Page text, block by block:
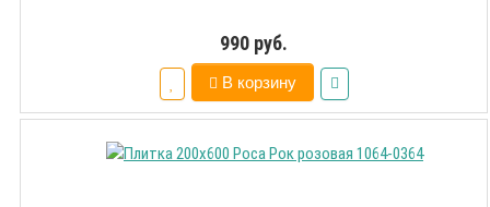
990 руб.
В корзину